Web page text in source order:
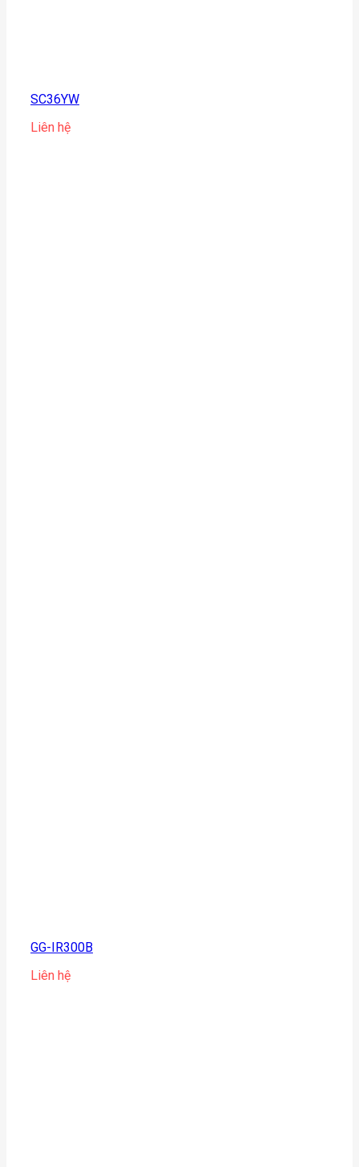
SC36YW
Liên hệ
GG-IR300B
Liên hệ